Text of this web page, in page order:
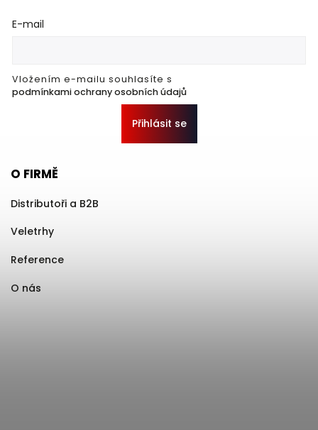
E-mail
Vložením e-mailu souhlasíte s
podmínkami ochrany osobních údajů
Přihlásit se
O FIRMĚ
Distributoři a B2B
Veletrhy
Reference
O nás